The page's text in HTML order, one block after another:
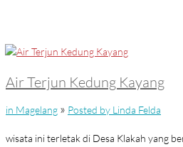
Air Terjun Kedung Kayang
in Magelang » Posted by Linda Felda
wisata ini terletak di Desa Klakah yang